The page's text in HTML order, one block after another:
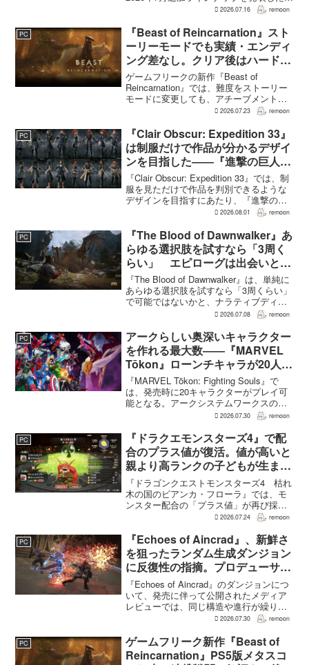
幕末の日本を舞台とするTeam NINJAのオ
the Ron...
2026.07.16 remoon
PC
『Beast of Reincarnation』スト
ーリーモードでも実績・エンディ
ング差なし。クリア後はハード超
えのNEW GAME+も
ゲームフリークの新作『Beast of
Reincarnation』では、難度をストーリー
モードに変更しても、アチーブメントや
収集要素、エンディングに違いはない。
難度のNEW GAME+も用意されてい
る。...
2026.07.23 remoon
PC
『Clair Obscur: Expedition 33』
は制服だけで作品が分かるデザイ
ンを目指した――『進撃の巨人』
の制服と『BLEACH』のキャラ
造形が影響
『Clair Obscur: Expedition 33』では、制
服を見ただけで作品を判別できるような
デザインを目指すにあたり、『進撃の巨
人』を参考にしたという。あわせて、キ
ルで印象に残るデザインから...
2026.08.01 remoon
PC
『The Blood of Dawnwalker』あ
らゆる選択肢を試すなら「3周く
らい」 エピローグは出会いと選
択で変化
『The Blood of Dawnwalker』は、単純に
あらゆる選択肢を試すなら「3周くらい」
で可能ではないかと、ナラティブディレ
クターのJakub Szamałek氏がファミ
はエンディングへ収束...
2026.07.08 remoon
PC
アークらしい奥深いキャラクター
を作れる最大数――『MARVEL
Tōkon』ローンチキャラが20人に
なった理由
『MARVEL Tōkon: Fighting Souls』で
は、発売時に20キャラクターがプレイ可
能となる。アークシステムワークスの山
中丈嗣プロデューサーは、この人数につ
果だと説明。そのうえで、同社らし...
2026.07.30 remoon
PC
『ドラクエモンスターズ4』で配
合のプラス値が復活。値が高いと
親より高ランクの子どもが生まれ
ることも
『ドラゴンクエストモンスターズ4 枯れ
木の国のビアンカ・フローラ』では、モ
ンスター配合の「プラス値」が再び採用
される。配合を繰り返すことで数値が増
が高くなる補正がかかる。前作『ドラゴ
ンクエストモンスターズ...
2026.07.24 remoon
PC
『Echoes of Aincrad』、新鮮さ
を狙ったランダム生成ダンジョン
に反復性の指摘。プロデューサー
は発売前に採用理由を説明
『Echoes of Aincrad』のダンジョンにつ
いて、発売に伴って公開されたメディア
レビューでは、同じ構造や進行が繰り返
されるとの評価が出ている。発売前の7月
は、ゲーム総合プロデューサーの二見鷹
介氏が...
2026.07.30 remoon
PC
ゲームフリーク新作『Beast of
Reincarnation』PS5版メタスコ